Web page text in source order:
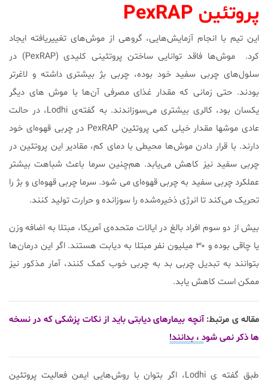
پروتئین PexRAP
این تیم با انجام آزمایش‌هایی، گروهی از موش‌های تغییریافته ایجاد
کرد. موش‌ها فاقد توانایی ساختن پروتئینی کلیدی (PexRAP) در
سلول‌های چربی سفید خود بوده، چربی بژ بیشتری داشته و لاغرتر
بودند. حتی زمانی که مقدار غذای مصرفی آن‌ها با موش های دیگر
یکسان بود، کالری بیشتری می‌سوزاندند. به گفته‌ی Lodhi، در حالت
عادی موش‎ها مقدار خیلی کمی پروتئین PexRAP در چربی قهوه‌ای خود
دارند. با قرار دادن موش‌ها محیطی با دمای کم، مقادیر این پروتئین در
چربی سفید نیز کاهش می‌یابد. هم‌چنین سرما باعث شباهت بیشتر
عملکرد چربی سفید به چربی قهوه‌ای می شود. سرما چربی قهوه‌ای و بژ را
تحریک می‌کند تا انرژی ذخیره‌شده را سوزانده و حرارت تولید کنند.
بیش از دو سوم افراد بالغ در ایالات متحده‌ی آمریکا، مبتلا به اضافه وزن
یا چاقی بوده و ۳۰ میلیون نفر مبتلا به دیابت هستند. اگر این درمان‌ها
بتوانند به تبدیل چربی بد به چربی خوب کمک کنند، آمار مذکور نیز
ممکن است کاهش یابد.
مقاله ی مرتبط: آنچه بیمارهای دیابتی باید از نکات پزشکی که در نسخه
ها ذکر نمی شود ، بدانند!
طبق گفته ی Lodhi، اگر بتوان با روش‌هایی ایمن فعالیت پروتئین